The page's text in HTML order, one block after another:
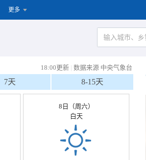
更多
18:00更新 | 数据来源 中央气象台
7天 8-15天
8日（周六）
白天